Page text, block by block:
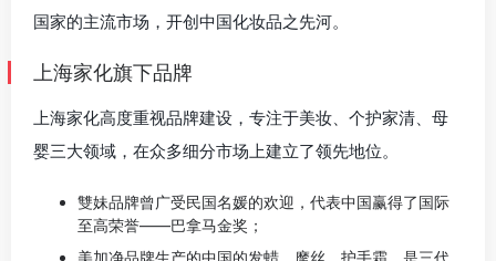
国家的主流市场，开创中国化妆品之先河。
上海家化旗下品牌
上海家化高度重视品牌建设，专注于美妆、个护家清、母
婴三大领域，在众多细分市场上建立了领先地位。
雙妹品牌曾广受民国名媛的欢迎，代表中国赢得了国际
至高荣誉——巴拿马金奖；
美加净品牌生产的中国的发蜡、摩丝、护手霜，是三代